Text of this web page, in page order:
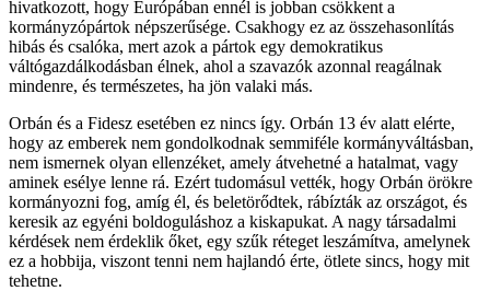
hivatkozott, hogy Európában ennél is jobban csökkent a
kormányzópártok népszerűsége. Csakhogy ez az összehasonlítás
hibás és csalóka, mert azok a pártok egy demokratikus
váltógazdálkodásban élnek, ahol a szavazók azonnal reagálnak
mindenre, és természetes, ha jön valaki más.
Orbán és a Fidesz esetében ez nincs így. Orbán 13 év alatt elérte,
hogy az emberek nem gondolkodnak semmiféle kormányváltásban,
nem ismernek olyan ellenzéket, amely átvehetné a hatalmat, vagy
aminek esélye lenne rá. Ezért tudomásul vették, hogy Orbán örökre
kormányozni fog, amíg él, és beletörődtek, rábízták az országot, és
keresik az egyéni boldoguláshoz a kiskapukat. A nagy társadalmi
kérdések nem érdeklik őket, egy szűk réteget leszámítva, amelynek
ez a hobbija, viszont tenni nem hajlandó érte, ötlete sincs, hogy mit
tehetne.